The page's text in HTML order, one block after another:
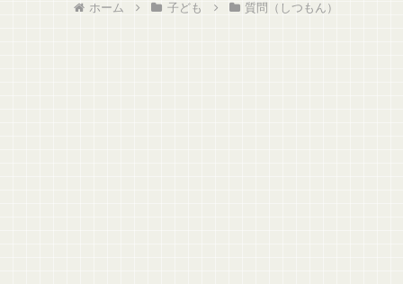
ホーム 子ども 質問（しつもん）